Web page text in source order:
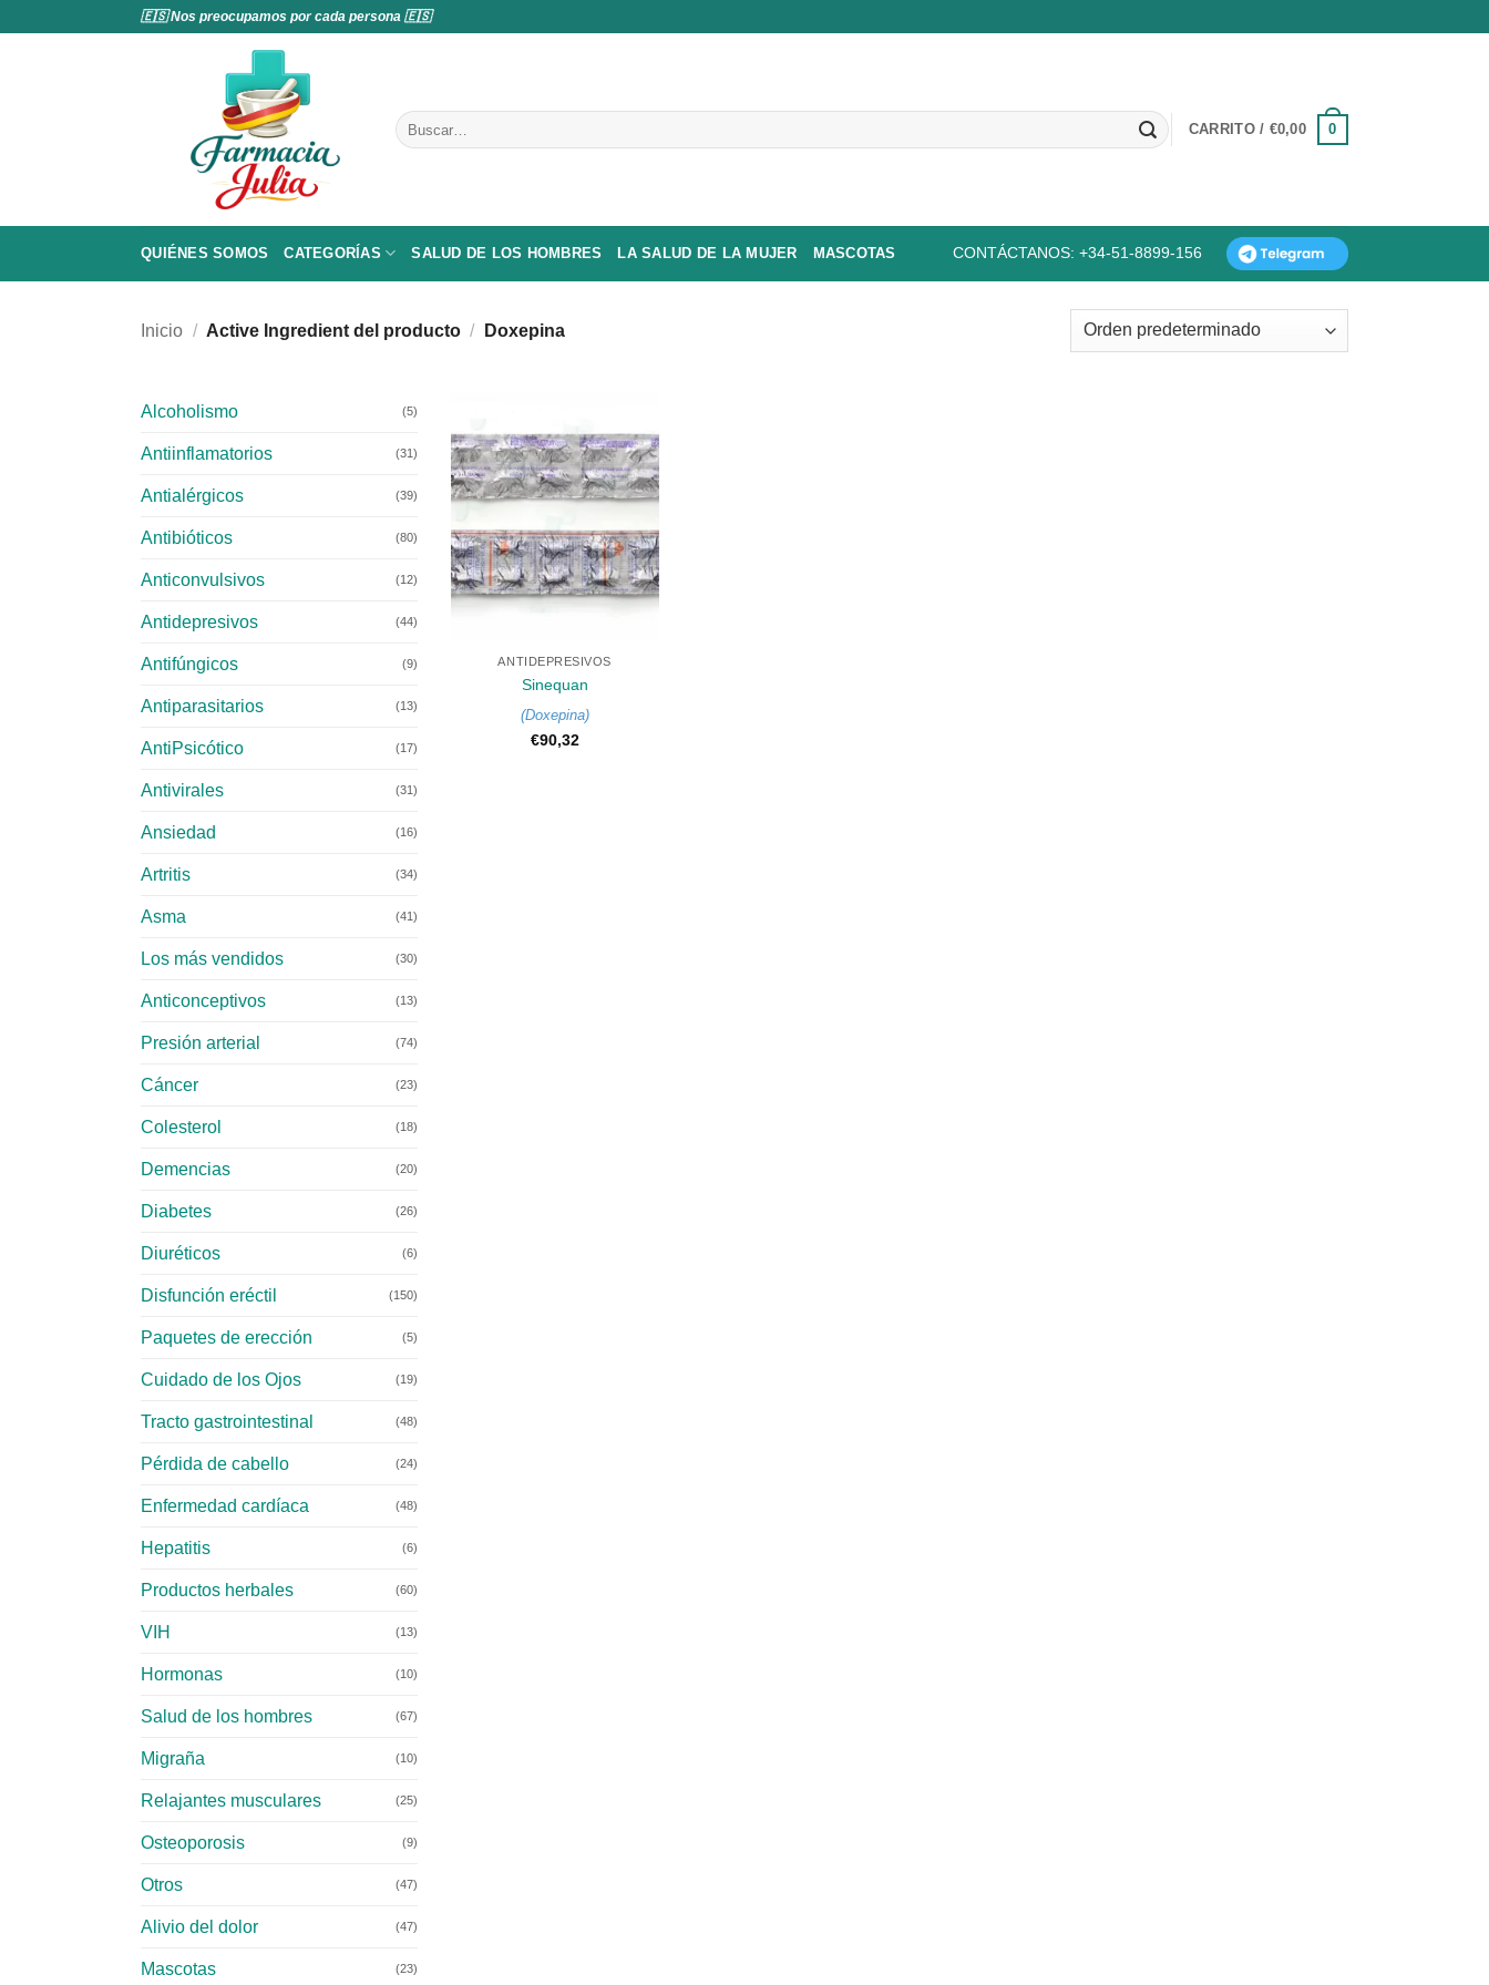
🇪🇸 Nos preocupamos por cada persona 🇪🇸
Buscar
por:
CARRITO / €0,00 0
QUIÉNES SOMOS CATEGORÍAS SALUD DE LOS HOMBRES LA SALUD DE LA MUJER MASCOTAS CONTÁCTANOS: +34-51-8899-156
Inicio / Active Ingredient del producto / Doxepina
Alcoholismo (5)
Antiinflamatorios (31)
Antialérgicos (39)
Antibióticos (80)
Anticonvulsivos (12)
Antidepresivos (44)
Antifúngicos (9)
Antiparasitarios (13)
AntiPsicótico (17)
Antivirales (31)
Ansiedad (16)
Artritis (34)
Asma (41)
Los más vendidos (30)
Anticonceptivos (13)
Presión arterial (74)
Cáncer (23)
Colesterol (18)
Demencias (20)
Diabetes (26)
Diuréticos (6)
Disfunción eréctil (150)
Paquetes de erección (5)
Cuidado de los Ojos (19)
Tracto gastrointestinal (48)
Pérdida de cabello (24)
Enfermedad cardíaca (48)
Hepatitis (6)
Productos herbales (60)
VIH (13)
Hormonas (10)
Salud de los hombres (67)
Migraña (10)
Relajantes musculares (25)
Osteoporosis (9)
Otros (47)
Alivio del dolor (47)
Mascotas (23)
ANTIDEPRESIVOS
Sinequan
(Doxepina)
€90,32